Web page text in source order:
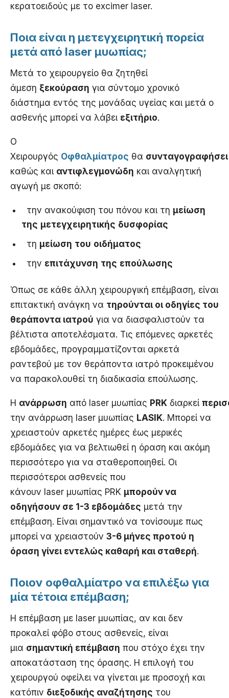
κερατοειδούς με το excimer laser.
Ποια είναι η μετεγχειρητική πορεία
μετά από laser μυωπίας;
Μετά το χειρουργείο θα ζητηθεί
άμεση ξεκούραση για σύντομο χρονικό
διάστημα εντός της μονάδας υγείας και μετά ο
ασθενής μπορεί να λάβει εξιτήριο.
Ο
Χειρουργός Οφθαλμίατρος θα συνταγογραφήσει
καθώς και αντιφλεγμονώδη και αναλγητική
αγωγή με σκοπό:
την ανακούφιση του πόνου και τη μείωση
της μετεγχειρητικής δυσφορίας
τη μείωση του οιδήματος
την επιτάχυνση της επούλωσης
Όπως σε κάθε άλλη χειρουργική επέμβαση, είναι
επιτακτική ανάγκη να τηρούνται οι οδηγίες του
θεράποντα ιατρού για να διασφαλιστούν τα
βέλτιστα αποτελέσματα. Τις επόμενες αρκετές
εβδομάδες, προγραμματίζονται αρκετά
ραντεβού με τον θεράποντα ιατρό προκειμένου
να παρακολουθεί τη διαδικασία επούλωσης.
Η ανάρρωση από laser μυωπίας PRK διαρκεί
την ανάρρωση laser μυωπίας LASIK. Μπορεί να
χρειαστούν αρκετές ημέρες έως μερικές
εβδομάδες για να βελτιωθεί η όραση και ακόμη
περισσότερο για να σταθεροποιηθεί. Οι
περισσότεροι ασθενείς που
κάνουν laser μυωπίας PRK μπορούν να
οδηγήσουν σε 1-3 εβδομάδες μετά την
επέμβαση. Είναι σημαντικό να τονίσουμε πως
μπορεί να χρειαστούν 3-6 μήνες προτού η
όραση γίνει εντελώς καθαρή και σταθερή.
Ποιον οφθαλμίατρο να επιλέξω για
μία τέτοια επέμβαση;
Η επέμβαση με laser μυωπίας, αν και δεν
προκαλεί φόβο στους ασθενείς, είναι
μια σημαντική επέμβαση που στόχο έχει την
αποκατάσταση της όρασης. Η επιλογή του
χειρουργού οφείλει να γίνεται με προσοχή και
κατόπιν διεξοδικής αναζήτησης του